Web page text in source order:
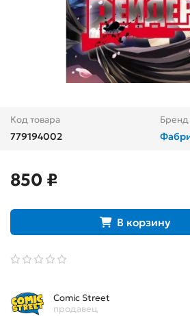
Код товара
779194002
Бренд
850 ₽
В корзину
Comic Street
продавец